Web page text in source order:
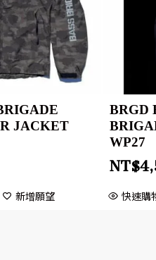
JACKET
新增願望
BRGD
WP27
NT$
快速購